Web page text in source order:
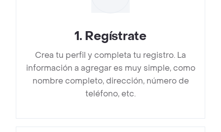
1. Regístrate
Crea tu perfil y completa tu registro. La
información a agregar es muy simple, como
nombre completo, dirección, número de
teléfono, etc.